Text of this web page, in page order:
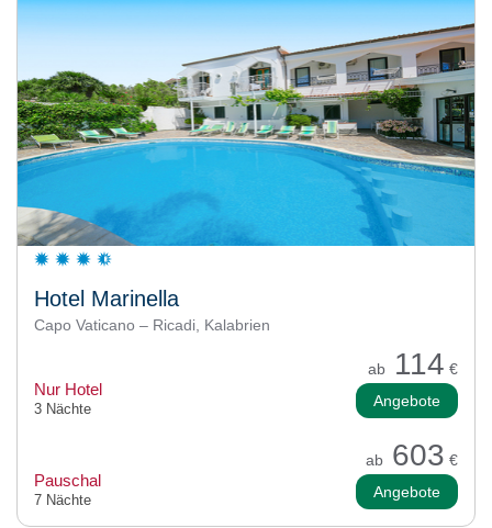
Hotel Marinella
Capo Vaticano – Ricadi, Kalabrien
ab 114 €
Nur Hotel
3 Nächte Angebote
ab 603 €
Pauschal
7 Nächte Angebote